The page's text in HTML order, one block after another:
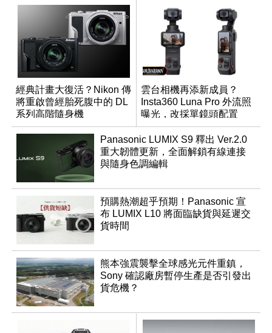
經典計畫大復活？Nikon 傳
將重啟曾經胎死腹中的 DL
系列高階隨身機
雲台相機再添新成員？
Insta360 Luna Pro 外流照
曝光，改採單鏡頭配置
Panasonic LUMIX S9 釋出 Ver.2.0
重大韌體更新，全面解鎖有線連接
與隨身色調編輯
預購熱潮超乎預期！Panasonic 宣
布 LUMIX L10 將面臨缺貨與延遲交
貨時間
熊本強震襲擊全球感光元件重鎮，
Sony 確認廠房暫停生產是否引發出
貨危機？